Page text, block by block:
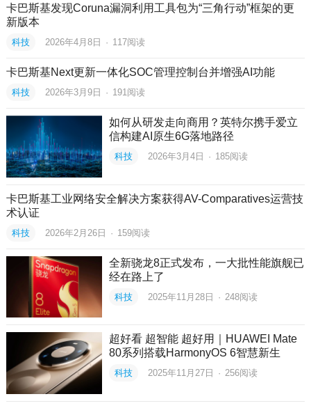
卡巴斯基发现Coruna漏洞利用工具包为“三角行动”框架的更
新版本
科技 2026年4月8日 · 117阅读
卡巴斯基Next更新一体化SOC管理控制台并增强AI功能
科技 2026年3月9日 · 191阅读
如何从研发走向商用？英特尔携手爱立
信构建AI原生6G落地路径
科技 2026年3月4日 · 185阅读
卡巴斯基工业网络安全解决方案获得AV-Comparatives运营技
术认证
科技 2026年2月26日 · 159阅读
全新骁龙8正式发布，一大批性能旗舰已
经在路上了
科技 2025年11月28日 · 248阅读
超好看 超智能 超好用｜HUAWEI Mate
80系列搭载HarmonyOS 6智慧新生
科技 2025年11月27日 · 256阅读